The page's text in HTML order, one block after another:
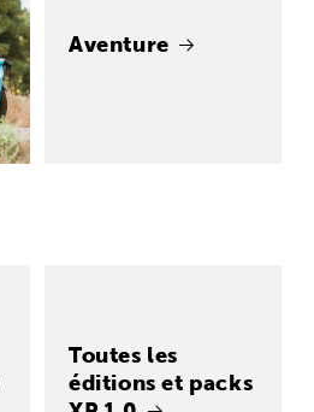
Aventure
Toutes les
éditions et packs